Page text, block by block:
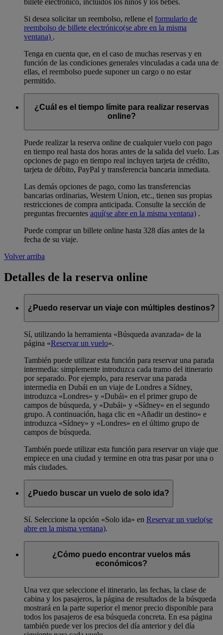
billete electrónico, incluidos los niños y los bebés.
Si desea solicitar un reembolso, rellene el formulario de
reembolso de billete electrónico(se abre en la misma
ventana) .
Tenga en cuenta que, en el caso de muchas reservas y en
función de las condiciones generales vinculadas a cada una de
ellas, el reembolso puede suponer un cargo o no estar
permitido.
¿Cuál es el tiempo límite para realizar reservas
online?
Puede realizar la reserva online de cualquier vuelo con pago
en tiempo real hasta dos horas antes de la salida del vuelo. Las
opciones de pago en tiempo real incluyen tarjeta de crédito,
tarjeta de débito, PayPal y transferencia bancaria inmediata.
Las demás opciones de pago, como las transferencias
bancarias ordinarias, Western Union, etc., tienen sus propias
restricciones de compra anticipada. Consulte la sección de
preguntas frecuentes aquí(se abre en la misma ventana) .
Puede comprar un billete online hasta 328 días antes de la
fecha de su viaje.
Volver arriba
Detalles de la reserva online
¿Puedo reservar un viaje con múltiples destinos?
Sí, utilizando la herramienta «Búsqueda avanzada» de la
página «Reservar un vuelo».
También puede utilizar esta función para reservar una parada
intermedia: simplemente introduzca cada tramo del itinerario
por separado. Por ejemplo, para reservar una parada
intermedia en Dubái en un viaje de Londres a Sídney,
introduzca «Londres» y «Dubái» en el primer grupo de
campos de búsqueda, y «Dubái» y «Sídney» en el segundo
grupo. A continuación, haga clic en «Añadir un destino» e
introduzca «Sídney» y «Londres» en el último grupo de
campos de búsqueda.
También puede utilizar esta función para reservar un viaje que
empiece en una ciudad y termine en otra tras pasar por una o
más ciudades.
¿Puedo buscar un vuelo de solo ida?
Sí. Seleccione la opción «Solo ida» en Reservar un vuelo(se
abre en la misma ventana).
¿Cómo puedo encontrar vuelos más
económicos?
Una vez que seleccione el itinerario, las fechas, la clase de
cabina y los pasajeros, la página de resultados de la búsqueda
mostrará en la parte superior el menor precio disponible para
todos los pasajeros de esa búsqueda concreta. En esa página
también puede ver los precios del día anterior y del día